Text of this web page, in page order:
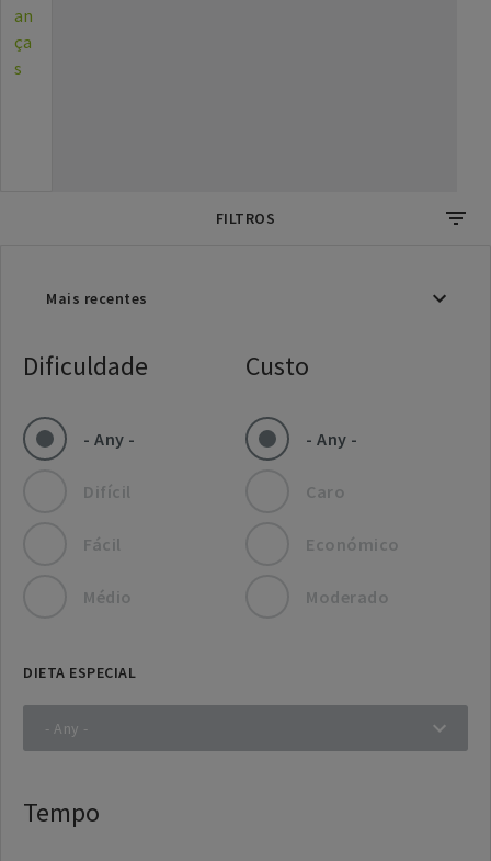
an
ça
s
FILTROS
Dificuldade
- Any -
Difícil
Fácil
Médio
Custo
- Any -
Caro
Económico
Moderado
DIETA ESPECIAL
Tempo